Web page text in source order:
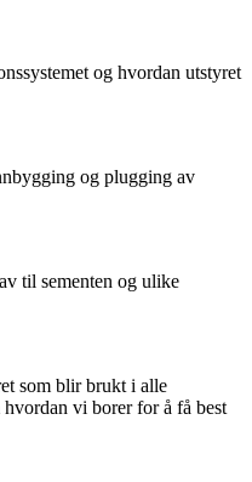
og hvordan utstyret
og plugging av
til sementen og ulike
som blir brukt i alle
vi borer for å få best